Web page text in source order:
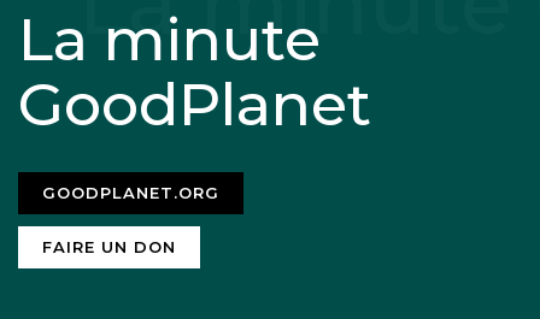
La minute
GoodPlanet
GOODPLANET.ORG
FAIRE UN DON